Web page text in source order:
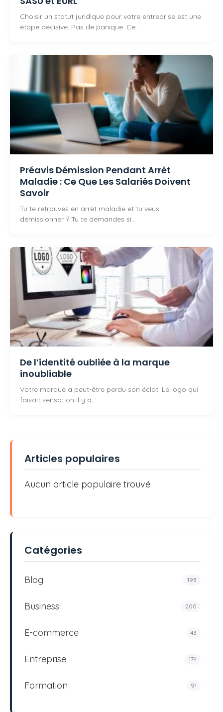
Choisir un statut juridique pour votre entreprise est une
étape décisive. Pas de panique. Ce…
Préavis Démission Pendant Arrêt
Maladie : Ce Que Les Salariés Doivent
Savoir
Tu te retrouves en arrêt maladie et tu veux
démissionner ? Tu te demandes si…
De l’identité oubliée à la marque
inoubliable
Votre marque a peut-être perdu son éclat. Le logo qui
faisait sensation il y a…
Articles populaires
Aucun article populaire trouvé
Catégories
Blog 198
Business 200
E-commerce 43
Entreprise 174
Formation 91